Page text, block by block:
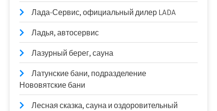
Лада-Сервис, официальный дилер LADA
Ладья, автосервис
Лазурный берег, сауна
Латунские бани, подразделение
Нововятские бани
Лесная сказка, сауна и оздоровительный